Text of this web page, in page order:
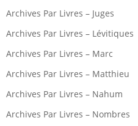
Archives Par Livres – Juges
Archives Par Livres – Lévitiques
Archives Par Livres – Marc
Archives Par Livres – Matthieu
Archives Par Livres – Nahum
Archives Par Livres – Nombres